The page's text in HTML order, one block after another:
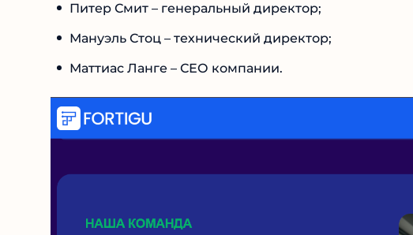
Питер Смит – генеральный директор;
Мануэль Стоц – технический директор;
Маттиас Ланге – СЕО компании.